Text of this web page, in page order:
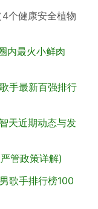
个健康安全植物
内最火小鲜肉
手最新百强排行
天近期动态与发
管政策详解)
歌手排行榜100